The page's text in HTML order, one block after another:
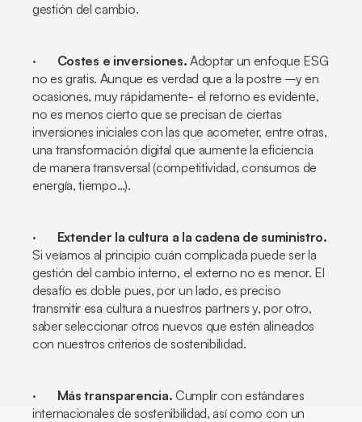
gestión del cambio.
· Costes e inversiones. Adoptar un enfoque ESG
no es gratis. Aunque es verdad que a la postre –y en
ocasiones, muy rápidamente- el retorno es evidente,
no es menos cierto que se precisan de ciertas
inversiones iniciales con las que acometer, entre otras,
una transformación digital que aumente la eficiencia
de manera transversal (competitividad, consumos de
energía, tiempo…).
· Extender la cultura a la cadena de suministro.
Si veíamos al principio cuán complicada puede ser la
gestión del cambio interno, el externo no es menor. El
desafío es doble pues, por un lado, es preciso
transmitir esa cultura a nuestros partners y, por otro,
saber seleccionar otros nuevos que estén alineados
con nuestros criterios de sostenibilidad.
· Más transparencia. Cumplir con estándares
internacionales de sostenibilidad, así como con un